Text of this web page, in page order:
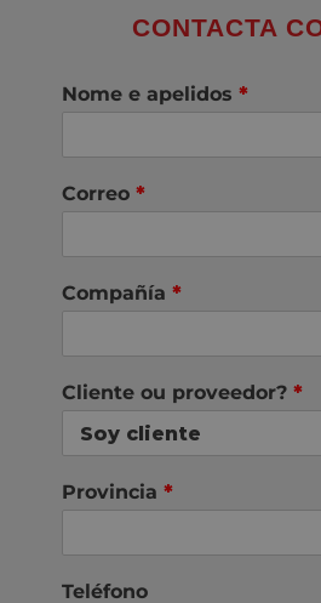
CONTACTA
Nome e apelidos *
Correo *
Compañía *
Cliente ou proveedor? *
Provincia *
Teléfono